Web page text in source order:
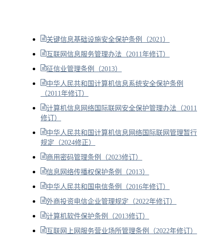
关键信息基础设施安全保护条例（2021）
互联网信息服务管理办法（2011年修订）
征信业管理条例（2013）
中华人民共和国计算机信息系统安全保护条例
（2011年修订）
计算机信息网络国际联网安全保护管理办法（2011
修订）
中华人民共和国计算机信息网络国际联网管理暂行
规定（2024修正）
商用密码管理条例（2023修订）
信息网络传播权保护条例（2013）
中华人民共和国电信条例（2016年修订）
外商投资电信企业管理规定（2022年修订）
计算机软件保护条例（2013修订）
互联网上网服务营业场所管理条例（2022年修订）